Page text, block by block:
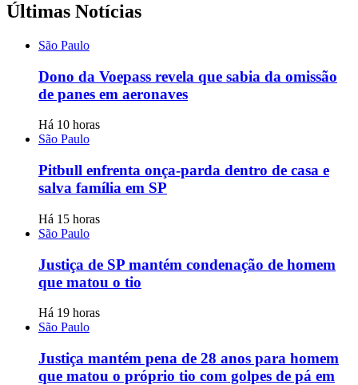
Últimas Notícias
São Paulo
Dono da Voepass revela que sabia da omissão
de panes em aeronaves
Há 10 horas
São Paulo
Pitbull enfrenta onça-parda dentro de casa e
salva família em SP
Há 15 horas
São Paulo
Justiça de SP mantém condenação de homem
que matou o tio
Há 19 horas
São Paulo
Justiça mantém pena de 28 anos para homem
que matou o próprio tio com golpes de pá em